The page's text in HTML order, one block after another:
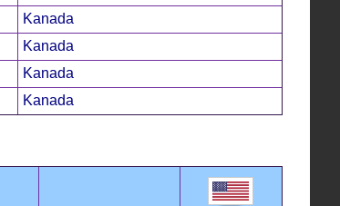
Kanada
Kanada
Kanada
Kanada